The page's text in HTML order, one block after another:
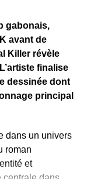
gabonais,
avant de
Killer révèle
finalise
dessinée dont
principal
dans un univers
roman
et